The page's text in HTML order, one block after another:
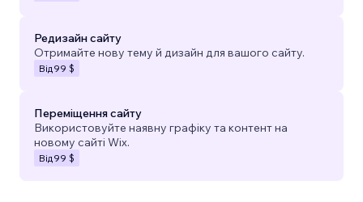
Редизайн сайту
Отримайте нову тему й дизайн для вашого сайту.
Від 99 $
Переміщення сайту
Використовуйте наявну графіку та контент на
новому сайті Wix.
Від 99 $